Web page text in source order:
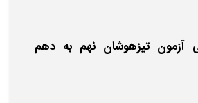
آزمون تیزهوشان نهم به دهم